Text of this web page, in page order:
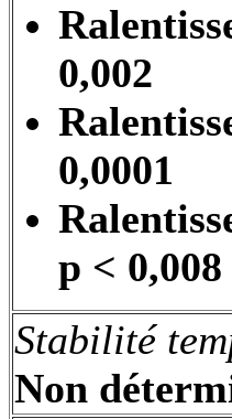
0,002
0,0001
p < 0,008
Stabilité
Non